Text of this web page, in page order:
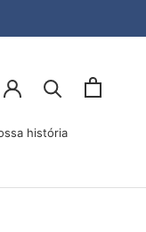
história